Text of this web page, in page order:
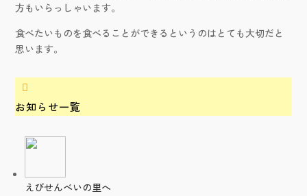
方もいらっしゃいます。
食べたいものを食べることができるというのはとても大切だと
思います。

お知らせ一覧
えびせんべいの里へ